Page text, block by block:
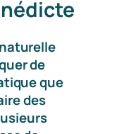
de
que
des